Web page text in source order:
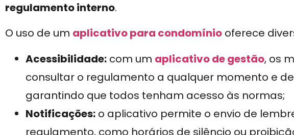
regulamento interno.
O uso de um aplicativo para condomínio oferece
Acessibilidade: com um aplicativo de gestão, os
consultar o regulamento a qualquer momento e
garantindo que todos tenham acesso às normas;
Notificações: o aplicativo permite o envio de
regulamento, como horários de silêncio ou